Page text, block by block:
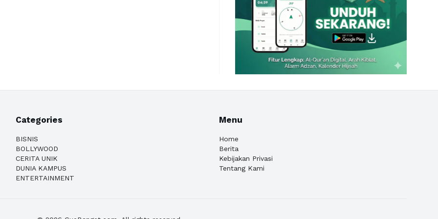
Categories
BISNIS
BOLLYWOOD
CERITA UNIK
DUNIA KAMPUS
ENTERTAINMENT
Menu
Home
Berita
Kebijakan Privasi
Tentang Kami